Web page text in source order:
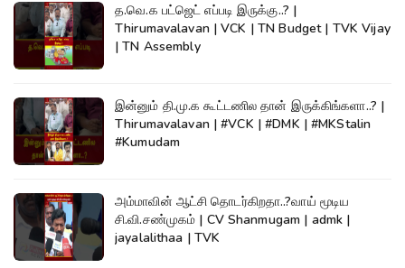
த.வெ.க பட்ஜெட் எப்படி இருக்கு..? |
Thirumavalavan | VCK | TN Budget | TVK Vijay
| TN Assembly
இன்னும் தி.மு.க கூட்டணில தான் இருக்கிங்களா..? |
Thirumavalavan | #VCK | #DMK | #MKStalin
#Kumudam
அம்மாவின் ஆட்சி தொடர்கிறதா..?வாய் மூடிய
சி.வி.சண்முகம் | CV Shanmugam | admk |
jayalalithaa | TVK